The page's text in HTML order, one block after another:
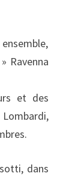
Ravenna
et des
dans